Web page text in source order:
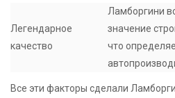
Легендарное
качество
Ламборгини
значение
что
Все эти факторы сделали